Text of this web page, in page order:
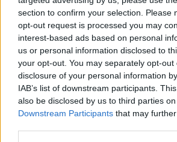
section to confirm your selection. Please
opt-out request is processed you may
interest-based ads based on personal
us or personal information disclosed to
your opt-out. You may separately opt-
disclosure of your personal information
IAB’s list of downstream participants.
also be disclosed by us to third parties
Downstream Participants that may
Opinii
Să vă amintesc
Opinii
De ce nu avem
Ortodoxia